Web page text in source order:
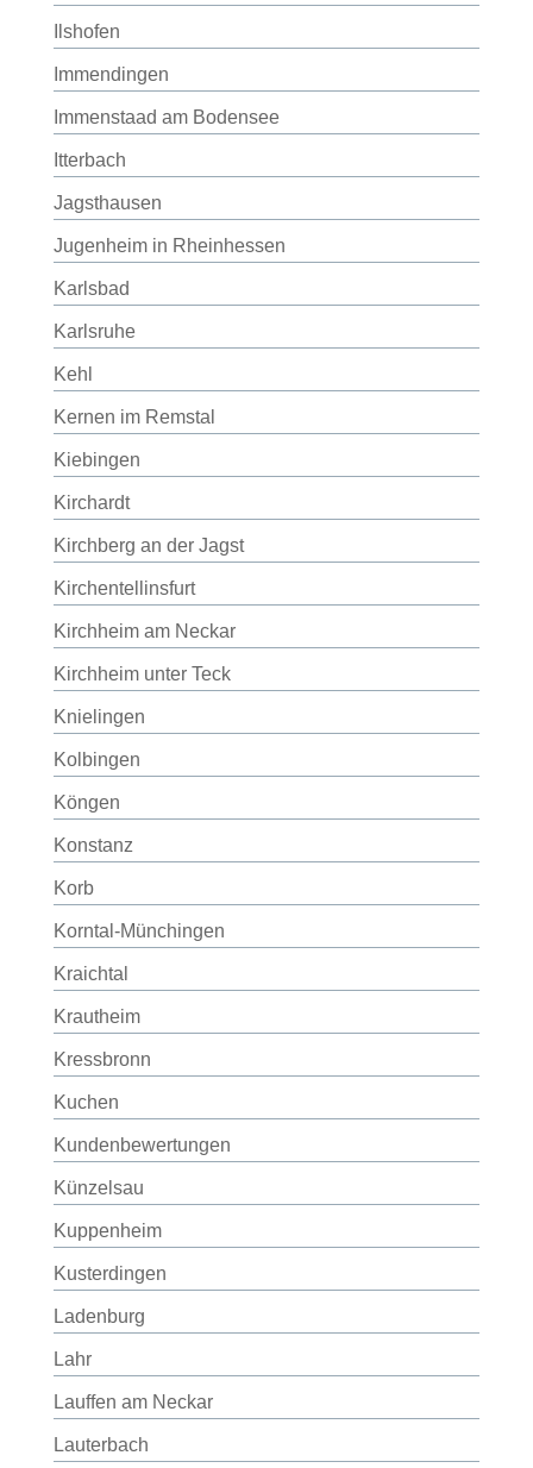
Ilshofen
Immendingen
Immenstaad am Bodensee
Itterbach
Jagsthausen
Jugenheim in Rheinhessen
Karlsbad
Karlsruhe
Kehl
Kernen im Remstal
Kiebingen
Kirchardt
Kirchberg an der Jagst
Kirchentellinsfurt
Kirchheim am Neckar
Kirchheim unter Teck
Knielingen
Kolbingen
Köngen
Konstanz
Korb
Korntal-Münchingen
Kraichtal
Krautheim
Kressbronn
Kuchen
Kundenbewertungen
Künzelsau
Kuppenheim
Kusterdingen
Ladenburg
Lahr
Lauffen am Neckar
Lauterbach